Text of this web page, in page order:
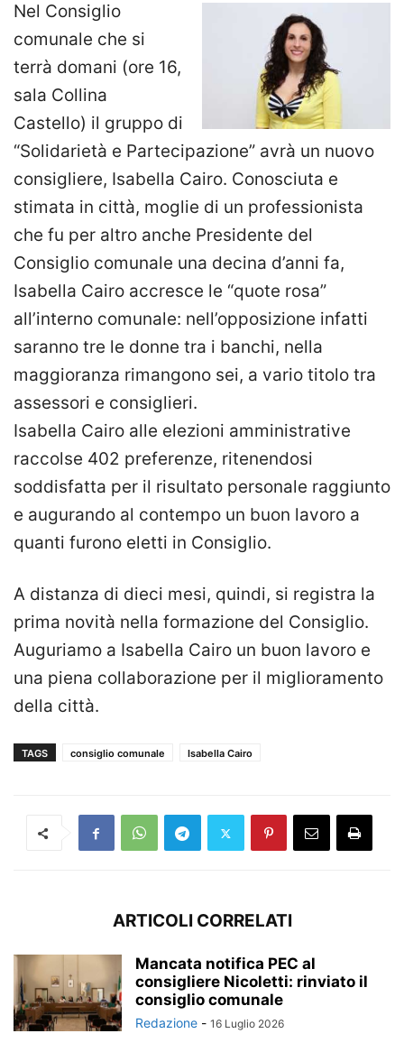
Nel Consiglio
comunale che si
terrà domani (ore 16,
sala Collina
Castello) il gruppo di
“Solidarietà e Partecipazione” avrà un nuovo
consigliere, Isabella Cairo. Conosciuta e
stimata in città, moglie di un professionista
che fu per altro anche Presidente del
Consiglio comunale una decina d’anni fa,
Isabella Cairo accresce le “quote rosa”
all’interno comunale: nell’opposizione infatti
saranno tre le donne tra i banchi, nella
maggioranza rimangono sei, a vario titolo tra
assessori e consiglieri.
Isabella Cairo alle elezioni amministrative
raccolse 402 preferenze, ritenendosi
soddisfatta per il risultato personale raggiunto
e augurando al contempo un buon lavoro a
quanti furono eletti in Consiglio.
A distanza di dieci mesi, quindi, si registra la
prima novità nella formazione del Consiglio.
Auguriamo a Isabella Cairo un buon lavoro e
una piena collaborazione per il miglioramento
della città.
TAGS consiglio comunale Isabella Cairo
ARTICOLI CORRELATI
Mancata notifica PEC al
consigliere Nicoletti: rinviato il
consiglio comunale
Redazione - 16 Luglio 2026